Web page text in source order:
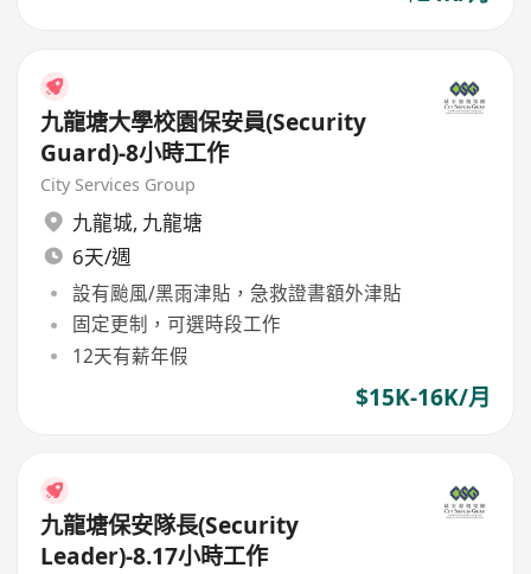
九龍塘大學校園保安員(Security
Guard)-8小時工作
City Services Group
九龍城, 九龍塘
6天/週
設有颱風/黑雨津貼，急救證書額外津貼
固定更制，可選時段工作
12天有薪年假
$15K-16K/月
九龍塘保安隊長(Security
Leader)-8.17小時工作